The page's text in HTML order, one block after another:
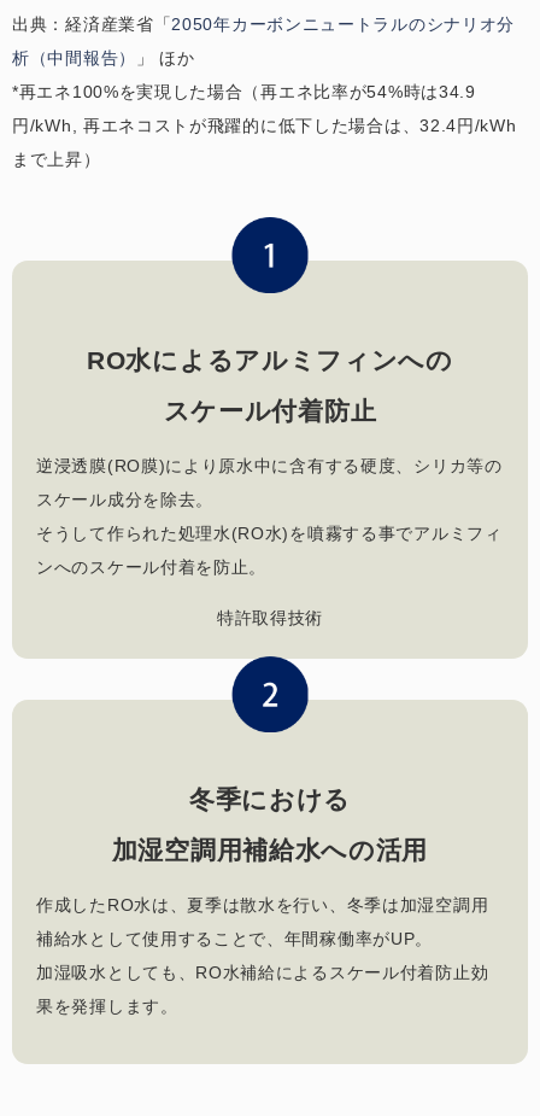
出典：経済産業省「2050年カーボンニュートラルのシナリオ分
析（中間報告）
」 ほか
*再エネ100%を実現した場合（再エネ比率が54%時は34.9
円/kWh, 再エネコストが飛躍的に低下した場合は、32.4円/kWh
まで上昇）
RO水によるアルミフィンへの
スケール付着防止
逆浸透膜(RO膜)により原水中に含有する硬度、シリカ等の
スケール成分を除去。
そうして作られた処理水(RO水)を噴霧する事でアルミフィ
ンへのスケール付着を防止。
特許取得技術
冬季における
加湿空調用補給水への活用
作成したRO水は、夏季は散水を行い、冬季は加湿空調用
補給水として使用することで、年間稼働率がUP。
加湿吸水としても、RO水補給によるスケール付着防止効
果を発揮します。